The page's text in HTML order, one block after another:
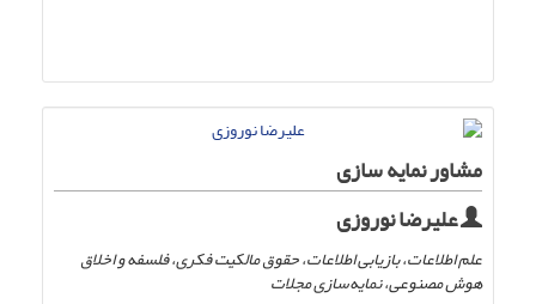
مشاور نمایه سازی
علیرضا نوروزی
علم اطلاعات، بازیابی اطلاعات، حقوق مالکیت فکری، فلسفه و اخلاق
هوش مصنوعی، نمایه‌سازی مجلات